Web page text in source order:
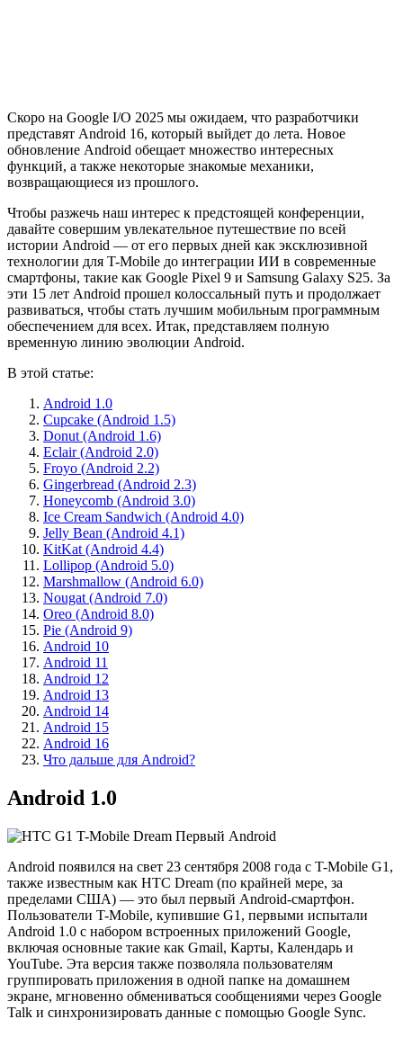
Скоро на Google I/O 2025 мы ожидаем, что разработчики
представят Android 16, который выйдет до лета. Новое
обновление Android обещает множество интересных
функций, а также некоторые знакомые механики,
возвращающиеся из прошлого.
Чтобы разжечь наш интерес к предстоящей конференции,
давайте совершим увлекательное путешествие по всей
истории Android — от его первых дней как эксклюзивной
технологии для T-Mobile до интеграции ИИ в современные
смартфоны, такие как Google Pixel 9 и Samsung Galaxy S25. За
эти 15 лет Android прошел колоссальный путь и продолжает
развиваться, чтобы стать лучшим мобильным программным
обеспечением для всех. Итак, представляем полную
временную линию эволюции Android.
В этой статье:
Android 1.0
Cupcake (Android 1.5)
Donut (Android 1.6)
Eclair (Android 2.0)
Froyo (Android 2.2)
Gingerbread (Android 2.3)
Honeycomb (Android 3.0)
Ice Cream Sandwich (Android 4.0)
Jelly Bean (Android 4.1)
KitKat (Android 4.4)
Lollipop (Android 5.0)
Marshmallow (Android 6.0)
Nougat (Android 7.0)
Oreo (Android 8.0)
Pie (Android 9)
Android 10
Android 11
Android 12
Android 13
Android 14
Android 15
Android 16
Что дальше для Android?
Android 1.0
Android появился на свет 23 сентября 2008 года с T-Mobile G1,
также известным как HTC Dream (по крайней мере, за
пределами США) — это был первый Android-смартфон.
Пользователи T-Mobile, купившие G1, первыми испытали
Android 1.0 с набором встроенных приложений Google,
включая основные такие как Gmail, Карты, Календарь и
YouTube. Эта версия также позволяла пользователям
группировать приложения в одной папке на домашнем
экране, мгновенно обмениваться сообщениями через Google
Talk и синхронизировать данные с помощью Google Sync.